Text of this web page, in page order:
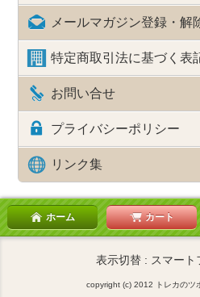
メールマガジン登録・解
特定商取引法に基づく表
お問い合せ
プライバシーポリシー
リンク集
ホーム カート
表示切替 : スマート
copyright (c) 2012 トレカのツ